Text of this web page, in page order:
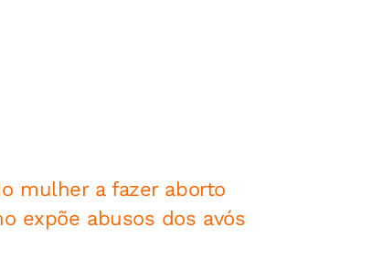
mulher a fazer aborto
expõe abusos dos avós